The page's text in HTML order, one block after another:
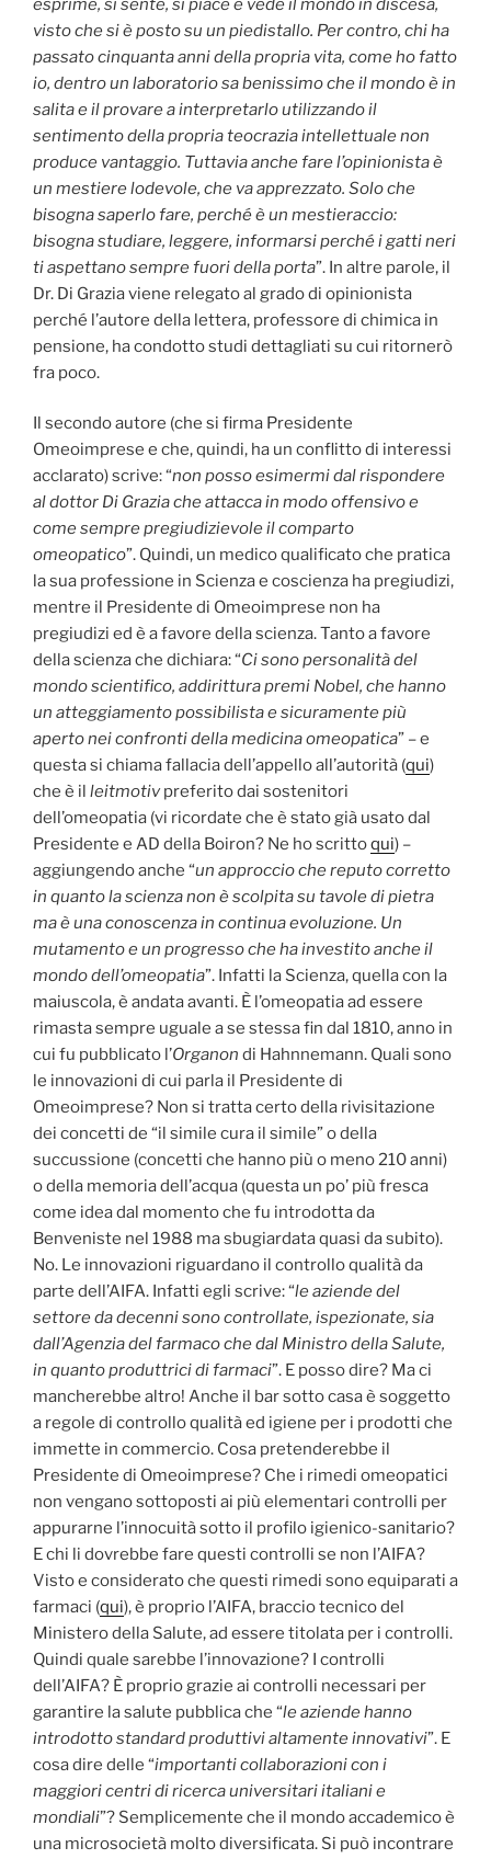
esprime, si sente, si piace e vede il mondo in discesa,
visto che si è posto su un piedistallo. Per contro, chi ha
passato cinquanta anni della propria vita, come ho fatto
io, dentro un laboratorio sa benissimo che il mondo è in
salita e il provare a interpretarlo utilizzando il
sentimento della propria teocrazia intellettuale non
produce vantaggio. Tuttavia anche fare l’opinionista è
un mestiere lodevole, che va apprezzato. Solo che
bisogna saperlo fare, perché è un mestieraccio:
bisogna studiare, leggere, informarsi perché i gatti neri
ti aspettano sempre fuori della porta”. In altre parole, il
Dr. Di Grazia viene relegato al grado di opinionista
perché l’autore della lettera, professore di chimica in
pensione, ha condotto studi dettagliati su cui ritornerò
fra poco.
Il secondo autore (che si firma Presidente
Omeoimprese e che, quindi, ha un conflitto di interessi
acclarato) scrive: “non posso esimermi dal rispondere
al dottor Di Grazia che attacca in modo offensivo e
come sempre pregiudizievole il comparto
omeopatico”. Quindi, un medico qualificato che pratica
la sua professione in Scienza e coscienza ha pregiudizi,
mentre il Presidente di Omeoimprese non ha
pregiudizi ed è a favore della scienza. Tanto a favore
della scienza che dichiara: “Ci sono personalità del
mondo scientifico, addirittura premi Nobel, che hanno
un atteggiamento possibilista e sicuramente più
aperto nei confronti della medicina omeopatica” – e
questa si chiama fallacia dell’appello all’autorità (qui)
che è il leitmotivpreferito dai sostenitori
dell’omeopatia (vi ricordate che è stato già usato dal
Presidente e AD della Boiron? Ne ho scrittoqui) –
aggiungendo anche “un approccio che reputo corretto
in quanto la scienza non è scolpita su tavole di pietra
ma è una conoscenza in continua evoluzione. Un
mutamento e un progresso che ha investito anche il
mondo dell’omeopatia”. Infatti la Scienza, quella con la
maiuscola, è andata avanti. È l’omeopatia ad essere
rimasta sempre uguale a se stessa fin dal 1810, anno in
cui fu pubblicato l’Organon di Hahnnemann. Quali sono
le innovazioni di cui parla il Presidente di
Omeoimprese? Non si tratta certo della rivisitazione
dei concetti de “il simile cura il simile” o della
succussione (concetti che hanno più o meno 210 anni)
o della memoria dell’acqua (questa un po’ più fresca
come idea dal momento che fu introdotta da
Benveniste nel 1988 ma sbugiardata quasi da subito).
No. Le innovazioni riguardano il controllo qualità da
parte dell’AIFA. Infatti egli scrive: “le aziende del
settore da decenni sono controllate, ispezionate, sia
dall’Agenzia del farmaco che dal Ministro della Salute,
in quanto produttrici di farmaci”. E posso dire? Ma ci
mancherebbe altro! Anche il bar sotto casa è soggetto
a regole di controllo qualità ed igiene per i prodotti che
immette in commercio. Cosa pretenderebbe il
Presidente di Omeoimprese? Che i rimedi omeopatici
non vengano sottoposti ai più elementari controlli per
appurarne l’innocuità sotto il profilo igienico-sanitario?
E chi li dovrebbe fare questi controlli se non l’AIFA?
Visto e considerato che questi rimedi sono equiparati a
farmaci (qui), è proprio l’AIFA, braccio tecnico del
Ministero della Salute, ad essere titolata per i controlli.
Quindi quale sarebbe l’innovazione? I controlli
dell’AIFA? È proprio grazie ai controlli necessari per
garantire la salute pubblica che “le aziende hanno
introdotto standard produttivi altamente innovativi”. E
cosa dire delle “importanti collaborazioni con i
maggiori centri di ricerca universitari italiani e
mondiali”? Semplicemente che il mondo accademico è
una microsocietà molto diversificata. Si può incontrare